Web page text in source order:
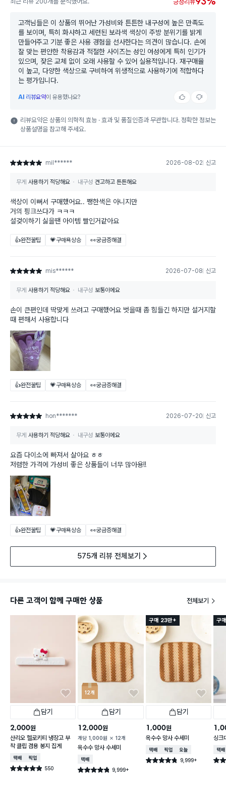
긍정리뷰
고객님들은 이 상품의 뛰어난 가성비와 튼튼한 내구성에 높은 만족도
를 보이며, 특히 화사하고 세련된 보라색 색상이 주방 분위기를 밝게
만들어주고 기분 좋은 사용 경험을 선사한다는 의견이 많습니다. 손에
잘 맞는 편안한 착용감과 적절한 사이즈는 성인 여성에게 특히 인기가
있으며, 잦은 교체 없이 오래 사용할 수 있어 실용적입니다. 재구매율
이 높고, 다양한 색상으로 구비하여 위생적으로 사용하기에 적합하다
는 평가입니다.
AI 리뷰요약이 유용했나요?
리뷰요약은 상품의 의학적 효능 · 효과 및 품질인증과 무관합니다. 정확한 정보는
상품설명을 참고해 주세요.
별점 5점 mil****** 2026-08-02 신고
무게 사용하기 적당해요 내구성 견고하고 튼튼해요
색상이 이뻐서 구매했어요.. 쨍한색은 아니지만
거의 핑크쓰다가 ㅋㅋㅋ
설겆이하기 싫을땐 아이템 빨인거같아요
👍완전꿀팁 💗구매욕상승 👀궁금증해결
별점 5점 mis****** 2026-07-08 신고
무게 사용하기 적당해요 내구성 보통이에요
손이 큰편인데 딱맞게 쓰려고 구매했어요 벗을때 좀 힘들긴 하지만 설거지할
때 편해서 사용합니다
👍완전꿀팁 💗구매욕상승 👀궁금증해결
별점 5점 hon******* 2026-07-20 신고
무게 사용하기 적당해요 내구성 보통이에요
요즘 다이소에 빠져서 살아요 ㅎㅎ
저렴한 가격에 가성비 좋은 상품들이 너무 많아용!!
👍완전꿀팁 💗구매욕상승 👀궁금증해결
575개 리뷰 전체보기
다른 고객이 함께 구매한 상품 전체보기
담기
2,000원
산리오 헬로키티 냉장고 부
착 클립 겸용 봉지 집게
택배배송매장픽업
별점 4.9점 550
건 작성
12개
담기
12,000원
개당 1,000원 12개
옥수수 망사 수세미
택배배송
별점 4.8점 9,999+
건 작성
구매 23만+
담기
1,000원
옥수수 망사 수세미
택배배송매장픽업오늘배송
별점 4.8점 9,999+
건 작성
구
싱크
택배
별점